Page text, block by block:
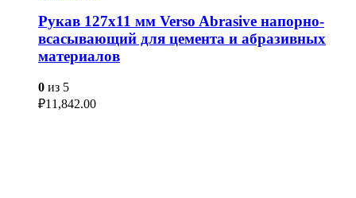
Рукав 127х11 мм Verso Abrasive напорно-
всасывающий для цемента и абразивных
материалов
0 из 5
₽11,842.00